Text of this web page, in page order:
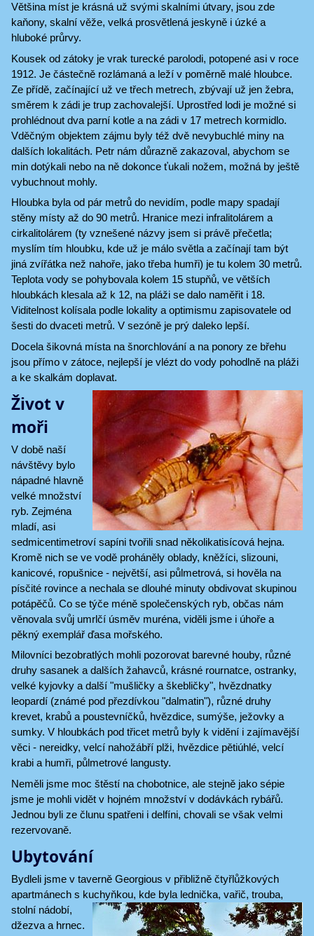
Většina míst je krásná už svými skalními útvary, jsou zde
kaňony, skalní věže, velká prosvětlená jeskyně i úzké a
hluboké průrvy.
Kousek od zátoky je vrak turecké parolodi, potopené asi v roce
1912. Je částečně rozlámaná a leží v poměrně malé hloubce.
Ze přídě, začínající už ve třech metrech, zbývají už jen žebra,
směrem k zádi je trup zachovalejší. Uprostřed lodi je možné si
prohlédnout dva parní kotle a na zádi v 17 metrech kormidlo.
Vděčným objektem zájmu byly též dvě nevybuchlé miny na
dalších lokalitách. Petr nám důrazně zakazoval, abychom se
min dotýkali nebo na ně dokonce ťukali nožem, možná by ještě
vybuchnout mohly.
Hloubka byla od pár metrů do nevidím, podle mapy spadají
stěny místy až do 90 metrů. Hranice mezi infralitolárem a
cirkalitolárem (ty vznešené názvy jsem si právě přečetla;
myslím tím hloubku, kde už je málo světla a začínají tam být
jiná zvířátka než nahoře, jako třeba humři) je tu kolem 30 metrů.
Teplota vody se pohybovala kolem 15 stupňů, ve větších
hloubkách klesala až k 12, na pláži se dalo naměřit i 18.
Viditelnost kolísala podle lokality a optimismu zapisovatele od
šesti do dvaceti metrů. V sezóně je prý daleko lepší.
Docela šikovná místa na šnorchlování a na ponory ze břehu
jsou přímo v zátoce, nejlepší je vlézt do vody pohodlně na pláži
a ke skalkám doplavat.
Život v
moři
V době naší
návštěvy bylo
nápadné hlavně
velké množství
ryb. Zejména
mladí, asi
sedmicentimetroví sapíni tvořili snad několikatisícová hejna.
Kromě nich se ve vodě proháněly oblady, kněžíci, slizouni,
kanicové, ropušnice - největší, asi půlmetrová, si hověla na
písčité rovince a nechala se dlouhé minuty obdivovat skupinou
potápěčů. Co se týče méně společenských ryb, občas nám
věnovala svůj umrlčí úsměv muréna, viděli jsme i úhoře a
pěkný exemplář ďasa mořského.
Milovníci bezobratlých mohli pozorovat barevné houby, různé
druhy sasanek a dalších žahavců, krásné rournatce, ostranky,
velké kyjovky a další "mušličky a škebličky", hvězdnatky
leopardí (známé pod přezdívkou "dalmatin"), různé druhy
krevet, krabů a poustevníčků, hvězdice, sumýše, ježovky a
sumky. V hloubkách pod třicet metrů byly k vidění i zajímavější
věci - nereidky, velcí nahožábří plži, hvězdice pětiúhlé, velcí
krabi a humři, půlmetrové langusty.
Neměli jsme moc štěstí na chobotnice, ale stejně jako sépie
jsme je mohli vidět v hojném množství v dodávkách rybářů.
Jednou byli ze člunu spatřeni i delfíni, chovali se však velmi
rezervovaně.
Ubytování
Bydleli jsme v taverně Georgious v přibližně čtyřlůžkových
apartmánech s kuchyňkou, kde byla lednička, vařič, trouba,
stolní nádobí,
džezva a hrnec.